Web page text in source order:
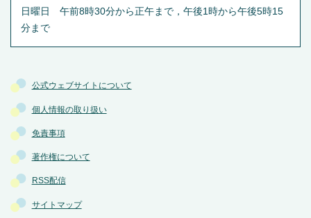
公式ウェブサイトについて
個人情報の取り扱い
免責事項
著作権について
RSS配信
サイトマップ
日曜日 午前8時30分から正午まで，午後1時から午後5時15
分まで